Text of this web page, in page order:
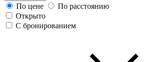
По цене
По расстоянию
Открыто
С бронированием